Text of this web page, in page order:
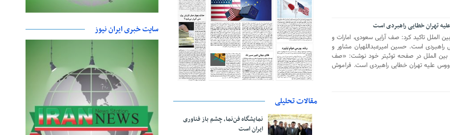
تهران خطایی راهبردی است
الملل تاکید کرد: صف آرایی سعودی، امارات و
است. حسین امیرعبداللهیان مشاور و
بین الملل در صفحه توئیتر خود نوشت: «صف
علیه تهران خطایی راهبردی است. فراموش
مقالات تحلیلی
نمایشگاه فن‌نما، چشم باز فناوری
ایران است
سایت خبری ایران نیوز